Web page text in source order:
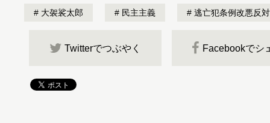
大袈裟太郎 民主主義 逃亡犯条例改悪反
Twitterでつぶやく Facebookでシ